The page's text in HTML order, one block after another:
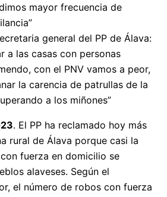
mayor frecuencia de
general del PP de Álava:
a las casas con personas
con el PNV vamos a peor,
la carencia de patrullas de la
a los miñones”
. El PP ha reclamado hoy más
rural de Álava porque casi la
fuerza en domicilio se
alaveses. Según el
el número de robos con fuerza